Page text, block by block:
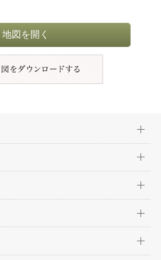
地図を開く